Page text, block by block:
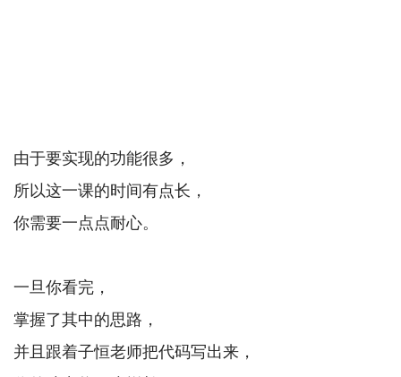
由于要实现的功能很多，
所以这一课的时间有点长，
你需要一点点耐心。
一旦你看完，
掌握了其中的思路，
并且跟着子恒老师把代码写出来，